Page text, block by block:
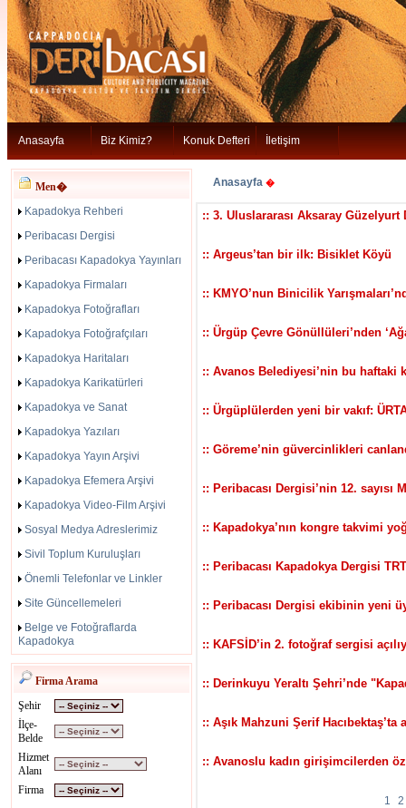
Anasayfa Biz Kimiz? Konuk Defteri İletişim
Men�
Kapadokya Rehberi
Peribacası Dergisi
Peribacası Kapadokya Yayınları
Kapadokya Firmaları
Kapadokya Fotoğrafları
Kapadokya Fotoğrafçıları
Kapadokya Haritaları
Kapadokya Karikatürleri
Kapadokya ve Sanat
Kapadokya Yazıları
Kapadokya Yayın Arşivi
Kapadokya Efemera Arşivi
Kapadokya Video-Film Arşivi
Sosyal Medya Adreslerimiz
Sivil Toplum Kuruluşları
Önemli Telefonlar ve Linkler
Site Güncellemeleri
Belge ve Fotoğraflarda
Kapadokya
Firma Arama
Şehir
İlçe-
Belde
Hizmet
Alanı
Firma
Anasayfa �
:: 3. Uluslararası Aksaray Güzelyurt
:: Argeus’tan bir ilk: Bisiklet Köyü
:: KMYO’nun Binicilik
:: Ürgüp Çevre Gönüllüleri’nden
:: Avanos Belediyesi’nin bu haftaki
:: Ürgüplülerden yeni bir vakıf:
:: Göreme’nin güvercinlikleri
:: Peribacası Dergisi’nin 12. sayısı
:: Kapadokya’nın kongre takvimi
:: Peribacası Kapadokya Dergisi TRT
:: Peribacası Dergisi ekibinin yeni
:: KAFSİD’in 2. fotoğraf sergisi
:: Derinkuyu Yeraltı Şehri’nde
:: Aşık Mahzuni Şerif Hacıbektaş’ta
:: Avanoslu kadın girişimcilerden
1 2